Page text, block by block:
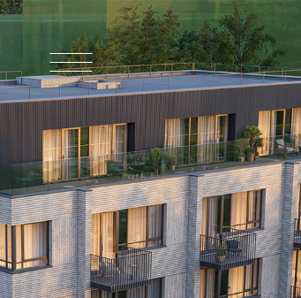
Menu
AUKŠTE LAISVŲ BUTŲ: 8